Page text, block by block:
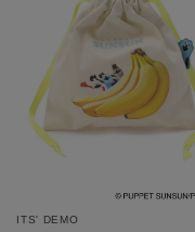
ITS' DEMO